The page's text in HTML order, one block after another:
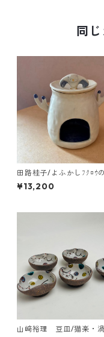
同
田路桂子/よふかしﾌｸﾛｳ
炉
¥13,200
山﨑裕理 豆皿/猫楽・渦